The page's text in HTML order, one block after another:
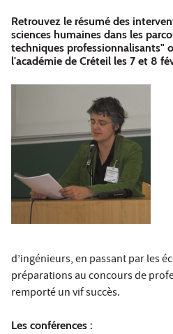
Retrouvez le résumé des
sciences humaines dans les
techniques professionnalisants"
l'académie de Créteil les 7 et 8
d’ingénieurs, en passant par les
préparations au concours de
remporté un vif succès.
Les conférences :